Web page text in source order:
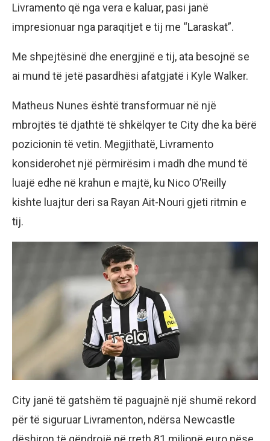
Livramento që nga vera e kaluar, pasi janë
impresionuar nga paraqitjet e tij me “Laraskat”.
Me shpejtësinë dhe energjinë e tij, ata besojnë se
ai mund të jetë pasardhësi afatgjatë i Kyle Walker.
Matheus Nunes është transformuar në një
mbrojtës të djathtë të shkëlqyer te City dhe ka bërë
pozicionin të vetin. Megjithatë, Livramento
konsiderohet një përmirësim i madh dhe mund të
luajë edhe në krahun e majtë, ku Nico O’Reilly
kishte luajtur deri sa Rayan Ait-Nouri gjeti ritmin e
tij.
City janë të gatshëm të paguajnë një shumë rekord
për të siguruar Livramenton, ndërsa Newcastle